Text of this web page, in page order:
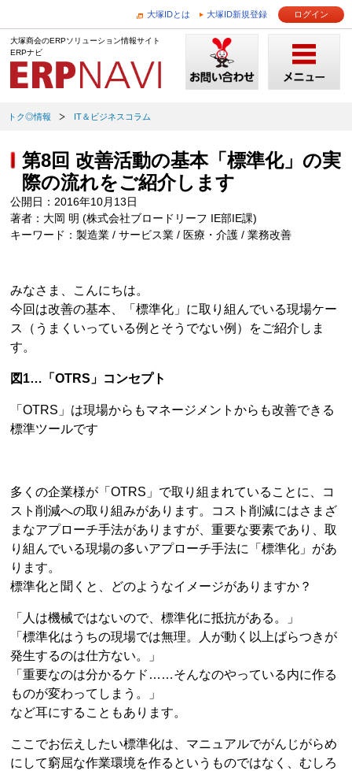
大塚IDとは 大塚ID新規登録 ログイン
大塚商会のERPソリューション情報サイト
ERPナビ
トク◎情報 IT＆ビジネスコラム
第8回 改善活動の基本「標準化」の実
際の流れをご紹介します
公開日：2016年10月13日
著者：大岡 明 (株式会社ブロードリーフ IE部IE課)
キーワード：製造業 / サービス業 / 医療・介護 / 業務改善
みなさま、こんにちは。
今回は改善の基本、「標準化」に取り組んでいる現場ケー
ス（うまくいっている例とそうでない例）をご紹介しま
す。
図1…「OTRS」コンセプト
「OTRS」は現場からもマネージメントからも改善できる
標準ツールです
多くの企業様が「OTRS」で取り組まれていることに、コ
スト削減への取り組みがあります。コスト削減にはさまざ
まなアプローチ手法がありますが、重要な要素であり、取
り組んでいる現場の多いアプローチ手法に「標準化」があ
ります。
標準化と聞くと、どのようなイメージがありますか？
「人は機械ではないので、標準化に抵抗がある。」
「標準化はうちの現場では無理。人が動く以上ばらつきが
発生するのは仕方ない。」
「重要なのは分かるケド……そんなのやっている内に作る
ものが変わってしまう。」
など耳にすることもあります。
ここでお伝えしたい標準化は、マニュアルでがんじがらめ
にして窮屈な作業環境を作るというものではなく、むしろ